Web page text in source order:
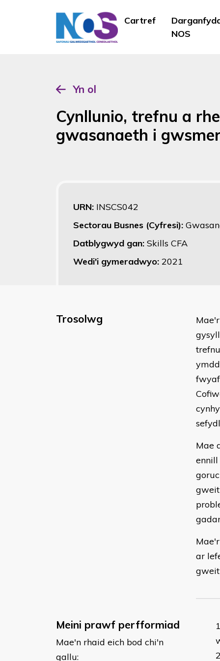
Cartref
NOS
Yn ol
Cynllunio, trefnu a
gwasanaeth i
URN: INSCS042
Sectorau Busnes (Cyfresi):
Datblygwyd gan: Skills CFA
Wedi'i gymeradwyo: 2021
Trosolwg
Mae
ar
Meini prawf perfformiad
Mae'n rhaid eich bod chi'n
gallu: